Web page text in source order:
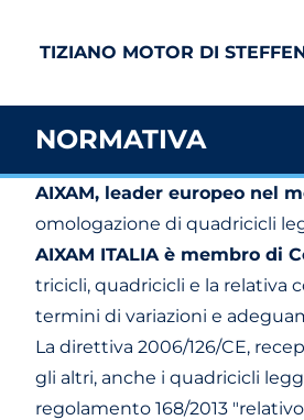
TIZIANO MOTOR DI
NORMATIVA
AIXAM, leader europeo nel
omologazione di quadricicli
AIXAM ITALIA è membro di
tricicli, quadricicli e la relativa
termini di variazioni e
La direttiva 2006/126/CE,
gli altri, anche i quadricicli
regolamento 168/2013